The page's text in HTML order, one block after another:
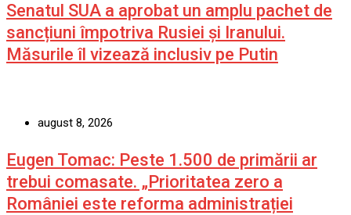
Senatul SUA a aprobat un amplu pachet de
sancțiuni împotriva Rusiei și Iranului.
Măsurile îl vizează inclusiv pe Putin
august 8, 2026
Eugen Tomac: Peste 1.500 de primării ar
trebui comasate. „Prioritatea zero a
României este reforma administrației